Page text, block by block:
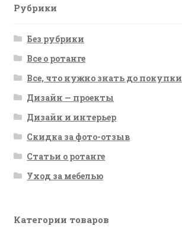
Рубрики
Без рубрики
Все о ротанге
Все, что нужно знать до покупки
Дизайн — проекты
Дизайн и интерьер
Скидка за фото-отзыв
Статьи о ротанге
Уход за мебелью
Категории товаров